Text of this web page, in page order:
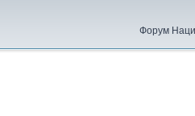
Форум